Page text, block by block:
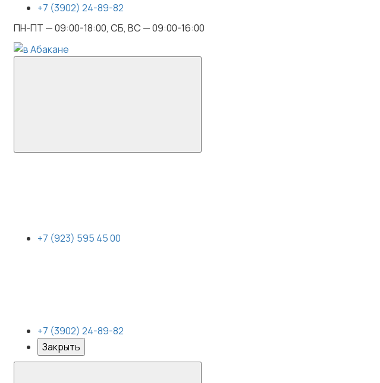
+7 (3902) 24-89-82
ПН-ПТ — 09:00-18:00, СБ, ВС — 09:00-16:00
+7 (923) 595 45 00
+7 (3902) 24-89-82
Закрыть